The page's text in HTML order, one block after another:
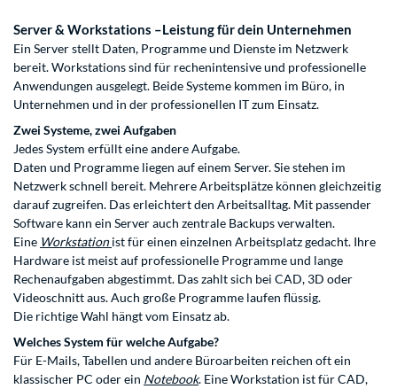
Server & Workstations –Leistung für dein Unternehmen
Ein Server stellt Daten, Programme und Dienste im Netzwerk
bereit. Workstations sind für rechenintensive und professionelle
Anwendungen ausgelegt. Beide Systeme kommen im Büro, in
Unternehmen und in der professionellen IT zum Einsatz.
Zwei Systeme, zwei Aufgaben
Jedes System erfüllt eine andere Aufgabe.
Daten und Programme liegen auf einem Server. Sie stehen im
Netzwerk schnell bereit. Mehrere Arbeitsplätze können gleichzeitig
darauf zugreifen. Das erleichtert den Arbeitsalltag. Mit passender
Software kann ein Server auch zentrale Backups verwalten.
Eine Workstationist für einen einzelnen Arbeitsplatz gedacht. Ihre
Hardware ist meist auf professionelle Programme und lange
Rechenaufgaben abgestimmt. Das zahlt sich bei CAD, 3D oder
Videoschnitt aus. Auch große Programme laufen flüssig.
Die richtige Wahl hängt vom Einsatz ab.
Welches System für welche Aufgabe?
Für E-Mails, Tabellen und andere Büroarbeiten reichen oft ein
klassischer PC oder ein Notebook. Eine Workstation ist für CAD,